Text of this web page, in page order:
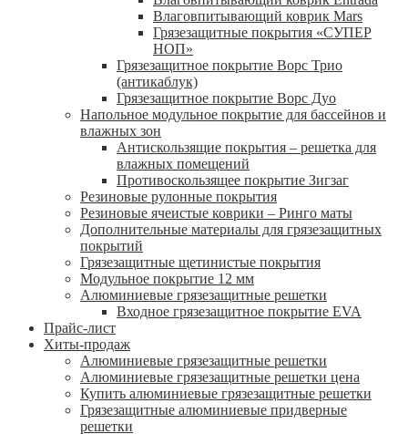
Влаговпитывающий коврик Mars
Грязезащитные покрытия «СУПЕР
НОП»
Грязезащитное покрытие Ворс Трио
(антикаблук)
Грязезащитное покрытие Ворс Дуо
Напольное модульное покрытие для бассейнов и
влажных зон
Антискользящие покрытия – решетка для
влажных помещений
Противоскользящее покрытие Зигзаг
Резиновые рулонные покрытия
Резиновые ячеистые коврики – Ринго маты
Дополнительные материалы для грязезащитных
покрытий
Грязезащитные щетинистые покрытия
Модульное покрытие 12 мм
Алюминиевые грязезащитные решетки
Входное грязезащитное покрытие EVA
Прайс-лист
Хиты-продаж
Алюминиевые грязезащитные решетки
Алюминиевые грязезащитные решетки цена
Купить алюминиевые грязезащитные решетки
Грязезащитные алюминиевые придверные
решетки